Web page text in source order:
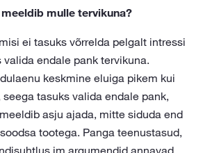
mulle tervikuna?
ei tasuks võrrelda pelgalt intressi
valida endale pank tervikuna.
keskmine eluiga pikem kui
tasuks valida endale pank,
asju ajada, mitte siduda end
tootega. Panga teenustasud,
jm argumendid annavad